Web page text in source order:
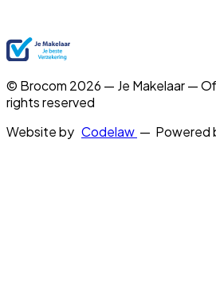
© Brocom 2026 — Je Makelaar —
rights reserved
Website by Codelaw — Powered